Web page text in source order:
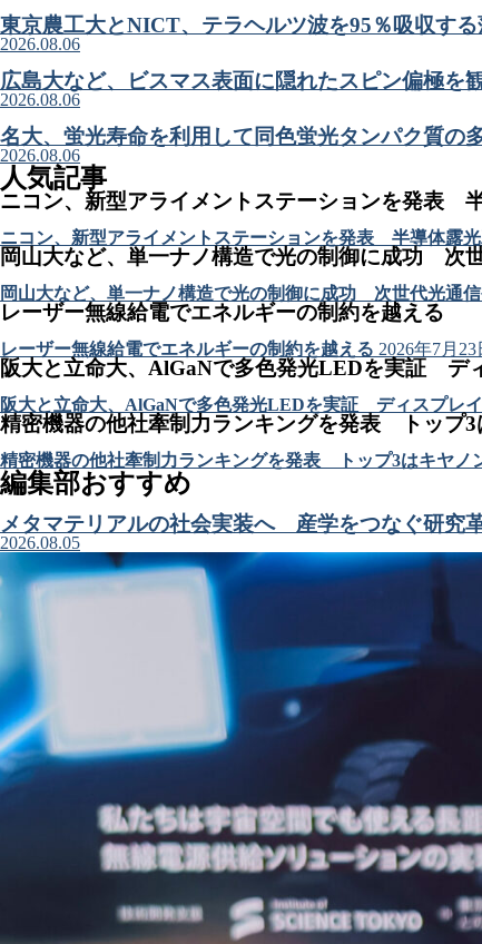
東京農工大とNICT、テラヘルツ波を95％吸収す
2026.08.06
広島大など、ビスマス表面に隠れたスピン偏極を
2026.08.06
名大、蛍光寿命を利用して同色蛍光タンパク質の
2026.08.06
人気記事
ニコン、新型アライメントステーションを発表
ニコン、新型アライメントステーションを発表 半導体露
岡山大など、単一ナノ構造で光の制御に成功 次
岡山大など、単一ナノ構造で光の制御に成功 次世代光通
レーザー無線給電でエネルギーの制約を越える
レーザー無線給電でエネルギーの制約を越える 2026年7月23
阪大と立命大、AlGaNで多色発光LEDを実証 デ
阪大と立命大、AlGaNで多色発光LEDを実証 ディスプレ
精密機器の他社牽制力ランキングを発表 トップ
精密機器の他社牽制力ランキングを発表 トップ3はキヤノ
編集部おすすめ
メタマテリアルの社会実装へ 産学をつなぐ研究
2026.08.05